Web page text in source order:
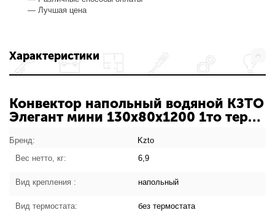
— Лучшая цена
Характеристики
Конвектор напольный водяной КЗТО
Элегант мини 130х80х1200 1то терм
характеристики товара
Бренд:
Kzto
Вес нетто, кг:
6,9
Вид крепления : напольный
Вид термостата: без термостата